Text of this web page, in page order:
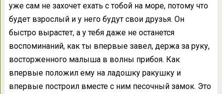
уже сам не захочет ехать с тобой на море, потому что
будет взрослый и у него будут свои друзья. Он
быстро вырастет, а у тебя даже не останется
воспоминаний, как ты впервые завел, держа за руку,
восторженного малыша в волны прибоя. Как
впервые положил ему на ладошку ракушку и
впервые построил вместе с ним песочный замок. Это